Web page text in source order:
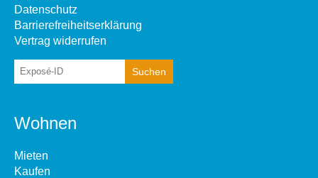
Datenschutz
Barrierefreiheitserklärung
Vertrag widerrufen
Wohnen
Mieten
Kaufen